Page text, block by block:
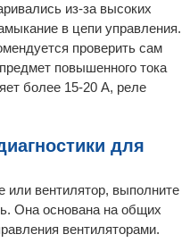
из-за высоких
в цепи управления.
проверить сам
повышенного тока
более 15-20 А, реле
для
или вентилятор, выполните
Она основана на общих
вентиляторами.